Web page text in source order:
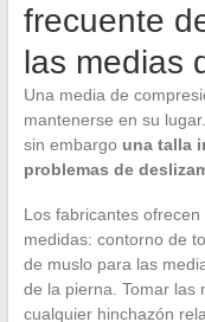
frecuente
las medias
Una media de
mantenerse en su
sin embargo una talla
problemas de
Los fabricantes
medidas: contorno de
de muslo para las
de la pierna. Tomar las
cualquier hinchazón